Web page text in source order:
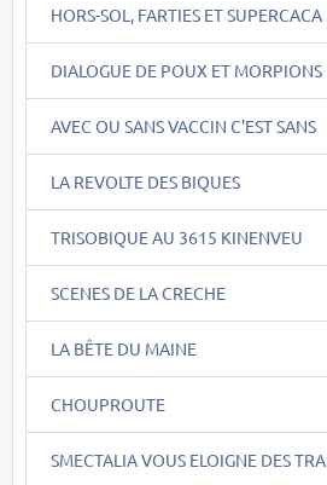
HORS-SOL, FARTIES ET SUPERCACA
DIALOGUE DE POUX ET MORPIONS
AVEC OU SANS VACCIN C'EST SANS
LA REVOLTE DES BIQUES
TRISOBIQUE AU 3615 KINENVEU
SCENES DE LA CRECHE
LA BÊTE DU MAINE
CHOUPROUTE
SMECTALIA VOUS ELOIGNE DES TRA